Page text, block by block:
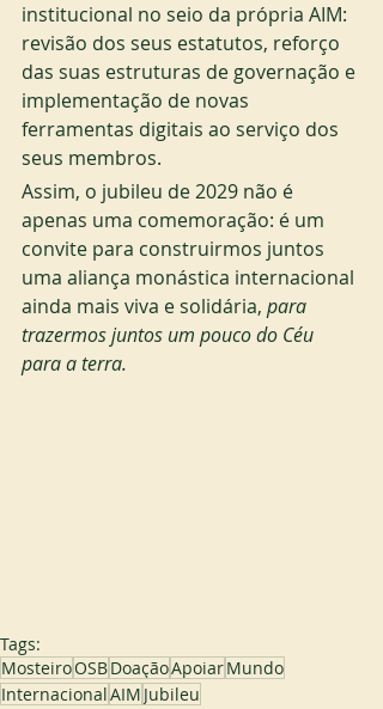
institucional no seio da própria AIM:
revisão dos seus estatutos, reforço
das suas estruturas de governação e
implementação de novas
ferramentas digitais ao serviço dos
seus membros.
Assim, o jubileu de 2029 não é
apenas uma comemoração: é um
convite para construirmos juntos
uma aliança monástica internacional
ainda mais viva e solidária, para
trazermos juntos um pouco do Céu
para a terra.
Tags:
MosteiroOSBDoaçãoApoiarMundo
InternacionalAIM Jubileu